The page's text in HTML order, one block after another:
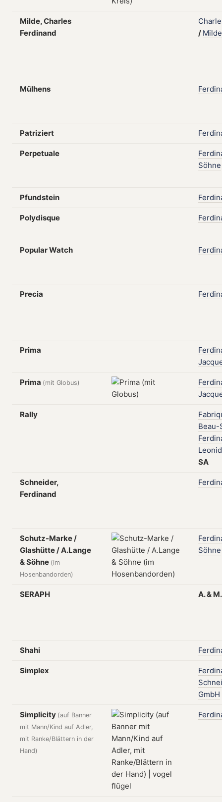
Milde, Charles
Ferdinand
/ Milde
Mülhens
Patriziert
Perpetuale
Söhne
Pfundstein
Polydisque
Popular Watch
Precia
Prima
Prima (mit Globus)
Rally
Beau-
SA
Schneider,
Ferdinand
Schutz-Marke /
Glashütte / A.Lange
& Söhne (im
Hosenbandorden)
Söhne
SERAPH A.&
Shahi
Simplex
GmbH
Simplicity (auf Banner
mit Mann/Kind auf Adler,
mit Ranke/Blättern in der
Hand)